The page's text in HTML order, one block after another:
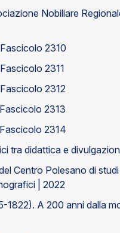
Nobiliare
2310
2311
2312
2313
2314
tra didattica e
Centro Polesano di
| 2022
1822). A 200 anni dalla